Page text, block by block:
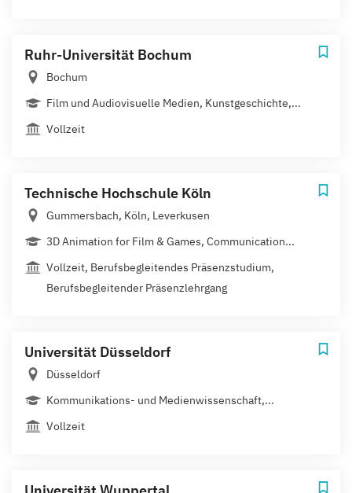
Ruhr-Universität Bochum
Bochum
Film und Audiovisuelle Medien, Kunstgeschichte,...
Vollzeit
Technische Hochschule Köln
Gummersbach, Köln, Leverkusen
3D Animation for Film & Games, Communication...
Vollzeit, Berufsbegleitendes Präsenzstudium,
Berufsbegleitender Präsenzlehrgang
Universität Düsseldorf
Düsseldorf
Kommunikations- und Medienwissenschaft,...
Vollzeit